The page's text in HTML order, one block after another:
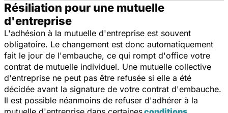
Résiliation pour une mutuelle
d'entreprise
L'adhésion à la mutuelle d'entreprise est souvent
obligatoire. Le changement est donc automatiquement
fait le jour de l'embauche, ce qui rompt d'office votre
contrat de mutuelle individuel. Une mutuelle collective
d'entreprise ne peut pas être refusée si elle a été
décidée avant la signature de votre contrat d'embauche.
Il est possible néanmoins de refuser d'adhérer à la